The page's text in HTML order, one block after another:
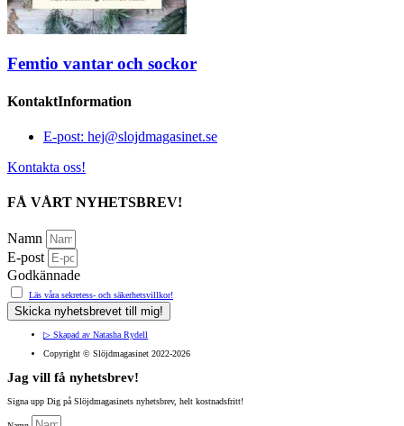
Femtio vantar och sockor
KontaktInformation
E-post: hej@slojdmagasinet.se
Kontakta oss!
FÅ VÅRT NYHETSBREV!
Namn
E-post
Godkännade
Läs våra sekretess- och säkerhetsvillkor!
Skicka nyhetsbrevet till mig!
▷ Skapad av Natasha Rydell
Copyright ©️ Slöjdmagasinet 2022-2026
Jag vill få nyhetsbrev!
Signa upp Dig på Slöjdmagasinets nyhetsbrev, helt kostnadsfritt!